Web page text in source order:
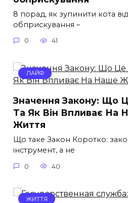
8 порад, як зупинити кота від
обприскування –
0 41
ЛАЙФ
Значення Закону: Що
Та Як Він Впливає На
Життя
Що таке Закон Коротко:
інструмент, а не
0 40
ЖИТТЯ